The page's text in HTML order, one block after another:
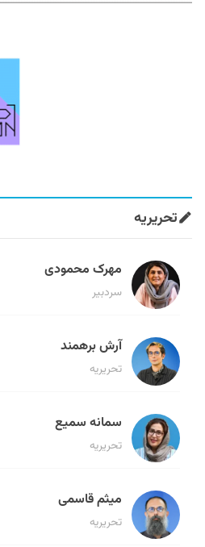
تحریریه
مهرک محمودی
سردبیر
آرش برهمند
تحریریه
سمانه سمیع
تحریریه
میثم قاسمی
تحریریه